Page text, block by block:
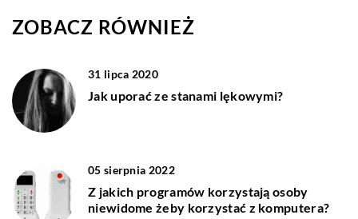
ZOBACZ RÓWNIEŻ
31 lipca 2020
Jak uporać ze stanami lękowymi?
05 sierpnia 2022
Z jakich programów korzystają osoby
niewidome żeby korzystać z komputera?